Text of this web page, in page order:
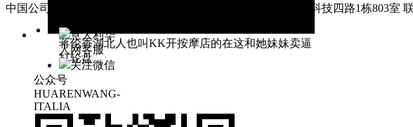
蒋伦香湖北人也叫KK开按摩店的在这和她妹妹卖逼
打轮盘
中国公司 Companies of China 联系地址: 广东省东莞市松山湖区科技四路1栋803室
意大利华
人网客服
关注微信
公众号
HUARENWANG-
ITALIA